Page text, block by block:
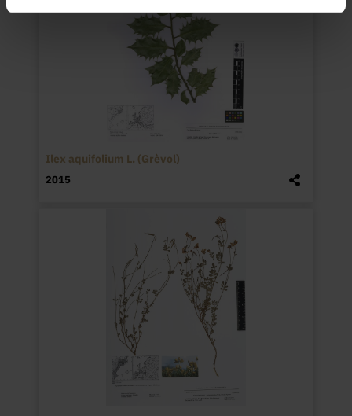
Ilex aquifolium L. (Grèvol)
2015